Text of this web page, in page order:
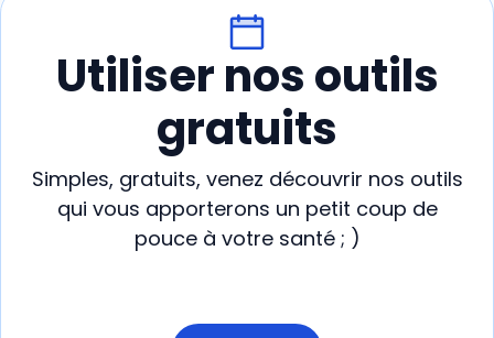
Utiliser nos outils
gratuits
Simples, gratuits, venez découvrir nos outils
qui vous apporterons un petit coup de
pouce à votre santé ; )